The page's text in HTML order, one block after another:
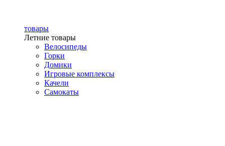
товары
Летние товары
Велосипеды
Горки
Домики
Игровые комплексы
Качели
Самокаты